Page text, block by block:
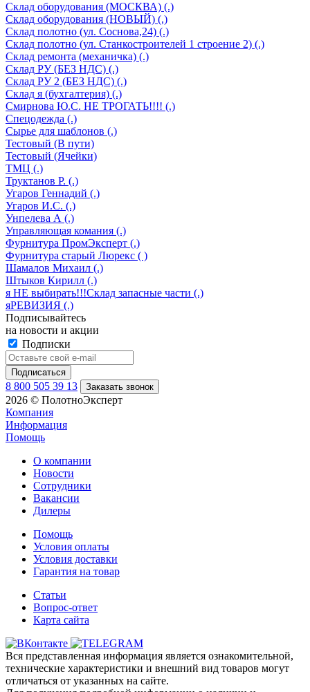
Склад оборудования (МОСКВА) (.)
Склад оборудования (НОВЫЙ) (.)
Склад полотно (ул. Соснова,24) (.)
Склад полотно (ул. Станкостроителей 1 строение 2) (.)
Склад ремонта (механичка) (.)
Склад РУ (БЕЗ НДС) (.)
Склад РУ 2 (БЕЗ НДС) (.)
Склад я (бухгалтерия) (.)
Смирнова Ю.С. НЕ ТРОГАТЬ!!!! (.)
Спецодежда (.)
Сырье для шаблонов (.)
Тестовый (В пути)
Тестовый (Ячейки)
ТМЦ (.)
Труктанов Р. (.)
Угаров Геннадий (.)
Угаров И.С. (.)
Унпелева А (.)
Управляющая комания (.)
Фурнитура ПромЭксперт (.)
Фурнитура старый Люрекс ( )
Шамалов Михаил (.)
Штыков Кирилл (.)
я НЕ выбирать!!!Склад запасные части (.)
яРЕВИЗИЯ (.)
Подписывайтесь
на новости и акции
Подписки
8 800 505 39 13 Заказать звонок
2026 © ПолотноЭксперт
Компания
Информация
Помощь
О компании
Новости
Сотрудники
Вакансии
Дилеры
Помощь
Условия оплаты
Условия доставки
Гарантия на товар
Статьи
Вопрос-ответ
Карта сайта
Вся представленная информация является ознакомительной,
технические характеристики и внешний вид товаров могут
отличаться от указанных на сайте.